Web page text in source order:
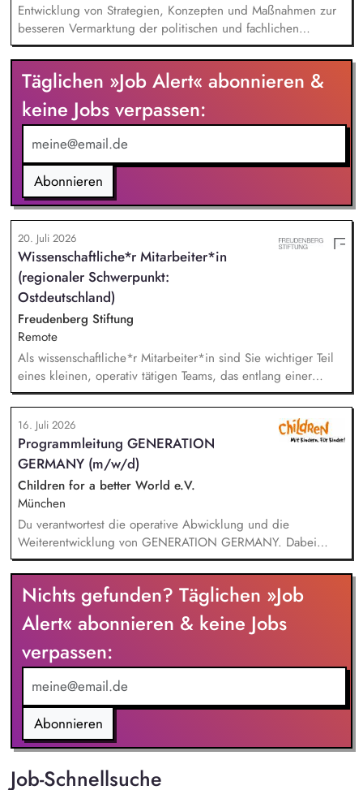
Entwicklung von Strategien, Konzepten und Maßnahmen zur
besseren Vermarktung der politischen und fachlichen
Aktivitäten des BUND Baden-Württemberg, Beratung,
Unterstützung und Qualifizierung der Haupt- und
Ehrenamtlichen im BUND zur Verbesserung der öffentlichen
Sichtbarkeit des BUND, Konzeptionelle Begleitung des
BUND-Auftritts bei Veranstaltungen, Aktionen u.ä.
Täglichen »Job Alert« abonnieren &
keine Jobs verpassen:
Abonnieren
20. Juli 2026
Wissenschaftliche*r Mitarbeiter*in
(regionaler Schwerpunkt:
Ostdeutschland)
Freudenberg Stiftung
Remote
Als wissenschaftliche*r Mitarbeiter*in sind Sie wichtiger Teil
eines kleinen, operativ tätigen Teams, das entlang einer
klaren Programmatik langfristig soziale Innovation
implementiert. Sie unterstützen die Geschäftsführung bei der
Umsetzung der Stiftungsprogrammatik und entwickeln dabei
die Internationalisierungsstrategie der Stiftung weiter. Sie
übersetzen wissenschaftliche Erkenntnisse in
alltagsangebundene Handlungsansätze entlang unserer
Stiftungsprogrammatik.
16. Juli 2026
Programmleitung GENERATION
GERMANY (m/w/d)
Children for a better World e.V.
München
Du verantwortest die operative Abwicklung und die
Weiterentwicklung von GENERATION GERMANY. Dabei
arbeitest Du im Team und auch eng mit unserem Vorstand
zusammen und übernimmst Verantwortung für die Strategie,
die Umsetzung und das Wachstum des Programms. Dazu
gehören insbesondere: Inhaltliche, strategische und
organisatorische Weiterentwicklung des Programms,
Konzeption, Planung und Durchführung unserer
Demokratieveranstaltungen, Moderation der Veranstaltungen
und Vorbereitung der Panelgäste.
Nichts gefunden? Täglichen »Job
Alert« abonnieren & keine Jobs
verpassen:
Abonnieren
Job-Schnellsuche